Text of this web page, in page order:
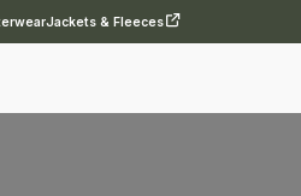
Jackets & Fleeces